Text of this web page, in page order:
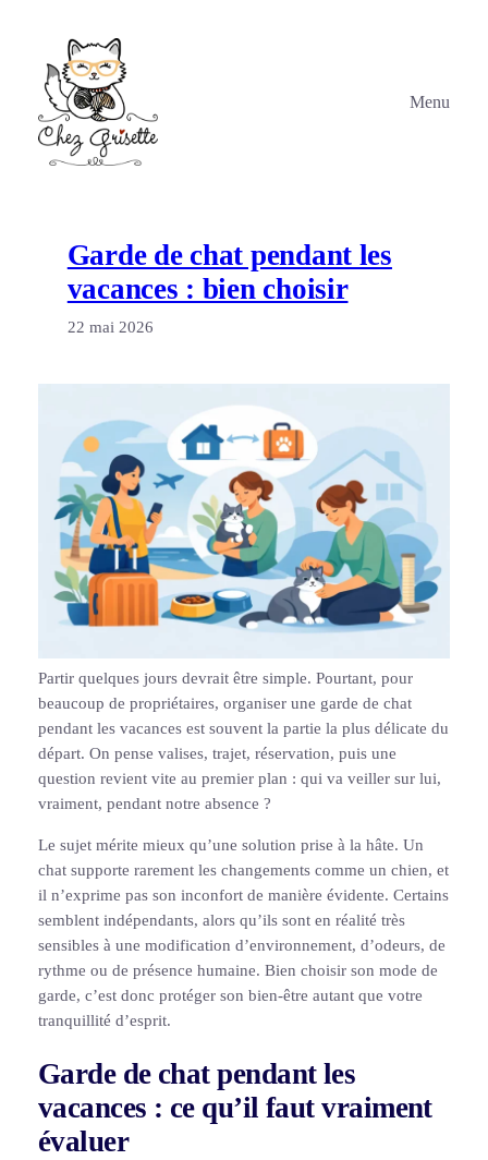
contenu
Menu
Garde de chat pendant les
vacances : bien choisir
22 mai 2026
Partir quelques jours devrait être simple. Pourtant, pour
beaucoup de propriétaires, organiser une garde de chat
pendant les vacances est souvent la partie la plus délicate du
départ. On pense valises, trajet, réservation, puis une
question revient vite au premier plan : qui va veiller sur lui,
vraiment, pendant notre absence ?
Le sujet mérite mieux qu’une solution prise à la hâte. Un
chat supporte rarement les changements comme un chien, et
il n’exprime pas son inconfort de manière évidente. Certains
semblent indépendants, alors qu’ils sont en réalité très
sensibles à une modification d’environnement, d’odeurs, de
rythme ou de présence humaine. Bien choisir son mode de
garde, c’est donc protéger son bien-être autant que votre
tranquillité d’esprit.
Garde de chat pendant les
vacances : ce qu’il faut vraiment
évaluer